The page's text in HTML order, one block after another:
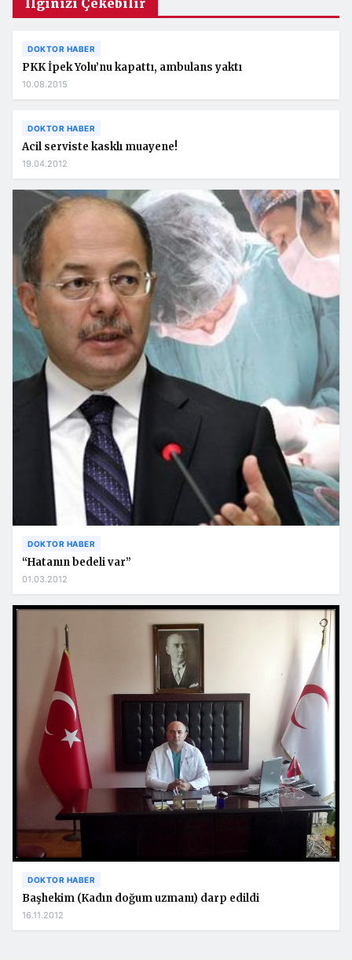
DOKTOR HABER
PKK İpek Yolu’nu kapattı, ambulans yaktı
10.08.2015
DOKTOR HABER
Acil serviste kasklı muayene!
19.04.2012
DOKTOR HABER
“Hatanın bedeli var”
01.03.2012
DOKTOR HABER
Başhekim (Kadın doğum uzmanı) darp edildi
16.11.2012